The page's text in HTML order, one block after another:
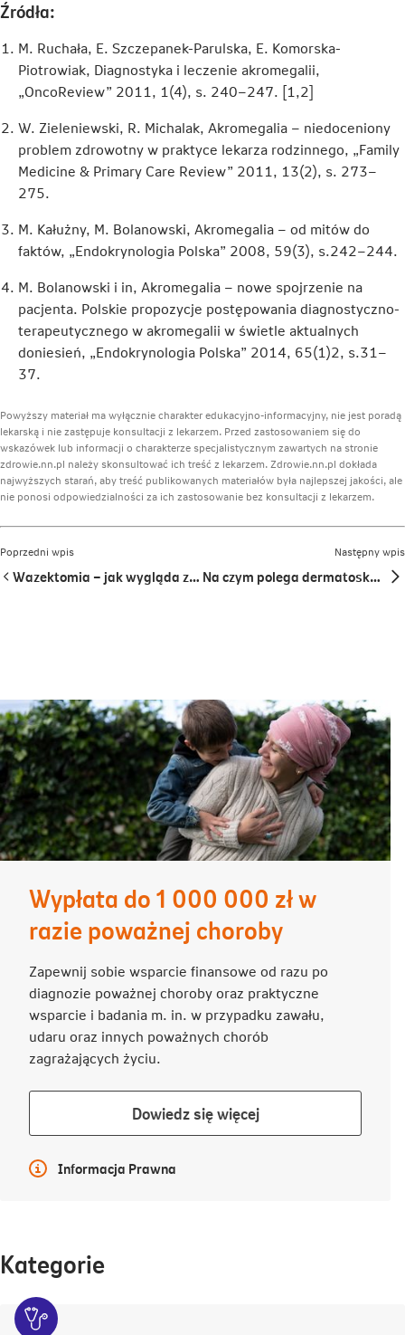
nowej
karcie
Źródła:
M. Ruchała, E. Szczepanek-Parulska, E. Komorska-
Piotrowiak, Diagnostyka i leczenie akromegalii,
„OncoReview” 2011, 1(4), s. 240–247. [1,2]
W. Zieleniewski, R. Michalak, Akromegalia – niedoceniony
problem zdrowotny w praktyce lekarza rodzinnego, „Family
Medicine & Primary Care Review” 2011, 13(2), s. 273–
275.
M. Kałużny, M. Bolanowski, Akromegalia – od mitów do
faktów, „Endokrynologia Polska” 2008, 59(3), s.242–244.
M. Bolanowski i in, Akromegalia – nowe spojrzenie na
pacjenta. Polskie propozycje postępowania diagnostyczno-
terapeutycznego w akromegalii w świetle aktualnych
doniesień, „Endokrynologia Polska” 2014, 65(1)2, s.31–
37.
Powyższy materiał ma wyłącznie charakter edukacyjno-informacyjny, nie jest poradą
lekarską i nie zastępuje konsultacji z lekarzem. Przed zastosowaniem się do
wskazówek lub informacji o charakterze specjalistycznym zawartych na stronie
zdrowie.nn.pl należy skonsultować ich treść z lekarzem. Zdrowie.nn.pl dokłada
najwyższych starań, aby treść publikowanych materiałów była najlepszej jakości, ale
nie ponosi odpowiedzialności za ich zastosowanie bez konsultacji z lekarzem.
Poprzedni wpis
Wazektomia – jak wygląda zabieg, kiedy go wykonać?
Następny wpis
Na czym polega dermatoskopia?
Wypłata do 1 000 000 zł w
razie poważnej choroby
Zapewnij sobie wsparcie finansowe od razu po
diagnozie poważnej choroby oraz praktyczne
wsparcie i badania m. in. w przypadku zawału,
udaru oraz innych poważnych chorób
zagrażających życiu.
Dowiedz się więcejDowiedz
się
Więcej informacji
Informacja Prawna
Kategorie